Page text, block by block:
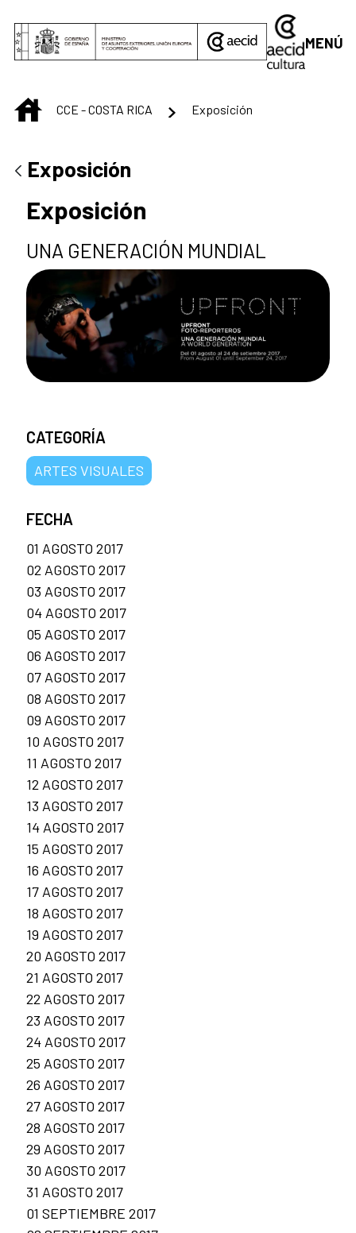
MENÚ
INICIO
CCE - COSTA RICA Exposición
Exposición
Exposición
UNA GENERACIÓN MUNDIAL
CATEGORÍA
ARTES VISUALES
FECHA
01 AGOSTO 2017
02 AGOSTO 2017
03 AGOSTO 2017
04 AGOSTO 2017
05 AGOSTO 2017
06 AGOSTO 2017
07 AGOSTO 2017
08 AGOSTO 2017
09 AGOSTO 2017
10 AGOSTO 2017
11 AGOSTO 2017
12 AGOSTO 2017
13 AGOSTO 2017
14 AGOSTO 2017
15 AGOSTO 2017
16 AGOSTO 2017
17 AGOSTO 2017
18 AGOSTO 2017
19 AGOSTO 2017
20 AGOSTO 2017
21 AGOSTO 2017
22 AGOSTO 2017
23 AGOSTO 2017
24 AGOSTO 2017
25 AGOSTO 2017
26 AGOSTO 2017
27 AGOSTO 2017
28 AGOSTO 2017
29 AGOSTO 2017
30 AGOSTO 2017
31 AGOSTO 2017
01 SEPTIEMBRE 2017